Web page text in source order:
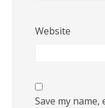
Website
Save my